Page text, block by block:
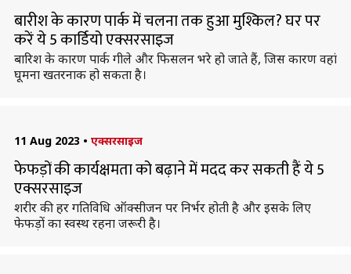
बारीश के कारण पार्क में चलना तक हुआ मुश्किल? घर पर
करें ये 5 कार्डियो एक्सरसाइज
बारिश के कारण पार्क गीले और फिसलन भरे हो जाते हैं, जिस कारण वहां
घूमना खतरनाक हो सकता है।
11 Aug 2023 • एक्सरसाइज
फेफड़ों की कार्यक्षमता को बढ़ाने में मदद कर सकती हैं ये 5
एक्सरसाइज
शरीर की हर गतिविधि ऑक्सीजन पर निर्भर होती है और इसके लिए
फेफड़ों का स्वस्थ रहना जरूरी है।